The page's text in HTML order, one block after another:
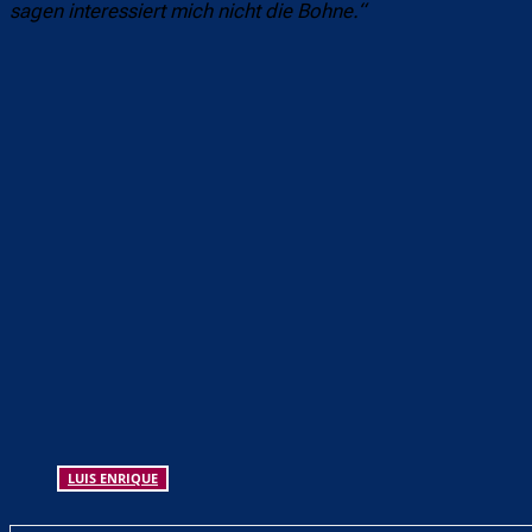
sagen interessiert mich nicht die Bohne.“
LUIS ENRIQUE